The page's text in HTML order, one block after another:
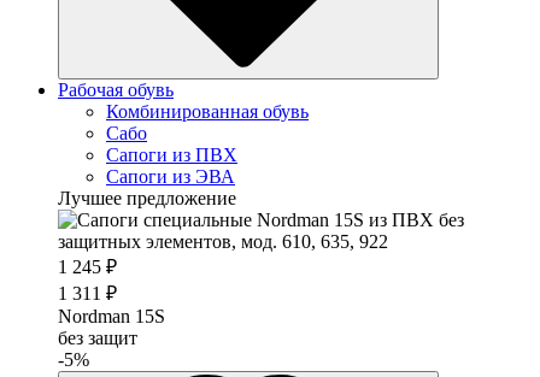
Рабочая обувь
Комбинированная обувь
Сабо
Сапоги из ПВХ
Сапоги из ЭВА
Лучшее предложение
1 245 ₽
1 311 ₽
Nordman 15S
без защит
-5%